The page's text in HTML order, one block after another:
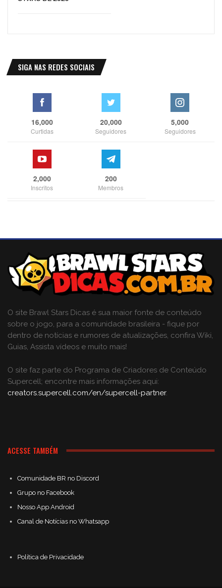
SIGA NAS REDES SOCIAIS
16,000
Curtidas
20,000
Seguidores
5,000
Seguidores
2,000
Inscritos
200
Membros
O site Brawl Stars Dicas é sua maior fonte de conteúdo
sobre o jogo, para a comunidade brasileira - fique por
dentro de notícias e rumores de atualizações, confira Wiki,
Guias, Assista vídeos e muito mais!
O site faz parte do Programa de Criadores de Conteúdo
Supercell; encontre mais informações aqui:
creators.supercell.com/en/supercell-partner.
ACESSE TAMBÉM
Comunidade BR no Discord
Grupo no Facebook
Nosso App Android
Canal de Notícias no Whatsapp
Política de Privacidade